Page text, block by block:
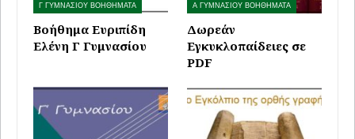
Γ ΓΥΜΝΑΣΙΟΥ ΒΟΗΘΗΜΑΤΑ
Βοήθημα Ευριπίδη
Ελένη Γ Γυμνασίου
Α ΓΥΜΝΑΣΙΟΥ ΒΟΗΘΗΜΑΤΑ
Δωρεάν
Εγκυκλοπαίδειες σε
PDF